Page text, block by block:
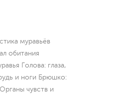
муравьёв
обитания
Голова: глаза,
и ноги Брюшко:
чувств и